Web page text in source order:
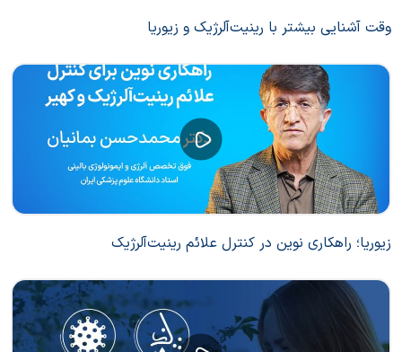
وقت آشنایی بیشتر با رینیت‌آلرژیک و زیوریا
زیوریا؛ راهکاری نوین در کنترل علائم رینیت‌آلرژیک